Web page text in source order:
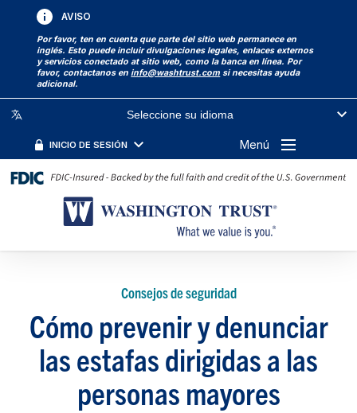
AVISO
Por favor, ten en cuenta que parte del sitio web permanece en
inglés. Esto puede incluir divulgaciones legales, enlaces externos
y servicios conectado at sitio web, como la banca en línea. Por
favor, contactanos eninfo@washtrust.com si necesitas ayuda
adicional.
Seleccione su idioma
INICIO DE SESIÓN Menú
Consejos de seguridad
Cómo prevenir y denunciar
las estafas dirigidas a las
personas mayores